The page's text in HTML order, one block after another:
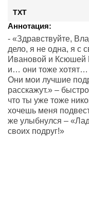
TXT
Аннотация:
- «Здравствуйте,
дело, я не одна, я с
Ивановой и Ксюшей
и… они тоже
Они мои лучшие
расскажут.» –
что ты уже тоже
хочешь меня
же улыбнулся –
своих подруг!»